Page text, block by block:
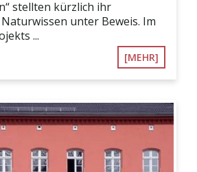
stellten kürzlich ihr
unter Beweis. Im
...
[MEHR]